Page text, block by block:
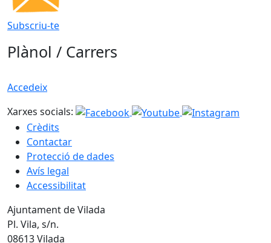
Subscriu-te
Plànol / Carrers
Accedeix
Xarxes socials:
Crèdits
Contactar
Protecció de dades
Avís legal
Accessibilitat
Ajuntament de Vilada
Pl. Vila, s/n.
08613 Vilada